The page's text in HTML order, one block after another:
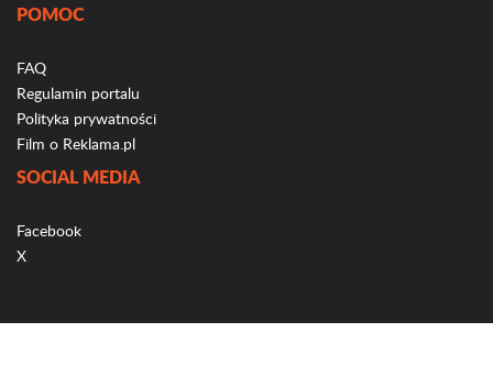
POMOC
FAQ
Regulamin portalu
Polityka prywatności
Film o Reklama.pl
SOCIAL MEDIA
Facebook
X